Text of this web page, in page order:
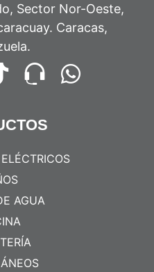
Sector Nor-Oeste,
Caracas,
AGUA